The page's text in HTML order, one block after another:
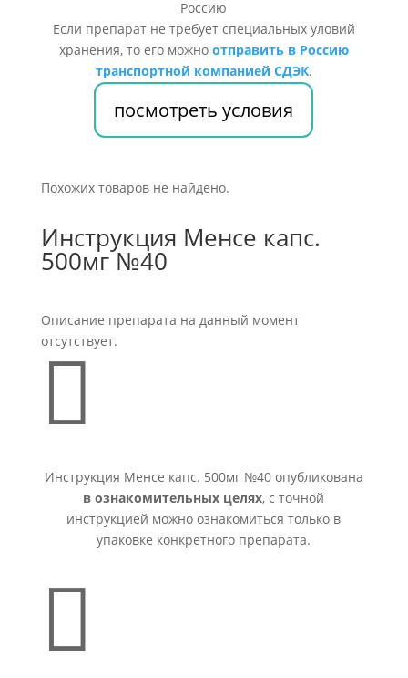
Если препарат не требует специальных уловий
хранения, то его можно отправить в Россию
транспортной компанией СДЭК.
посмотреть условия
Похожих товаров не найдено.
Инструкция Менсе капс.
500мг №40
Описание препарата на данный момент
отсутствует.

Инструкция Менсе капс. 500мг №40 опубликована
в ознакомительных целях, с точной
инструкцией можно ознакомиться только в
упаковке конкретного препарата.
